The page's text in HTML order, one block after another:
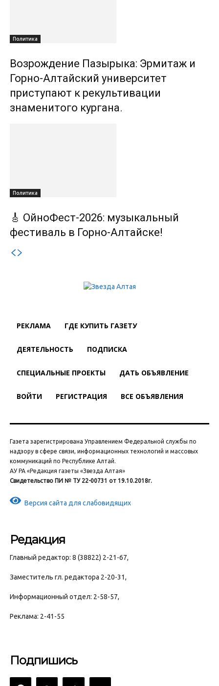
Политика
Возрождение Пазырыка: Эрмитаж и
Горно-Алтайский университет
приступают к рекультивации
знаменитого кургана.
Политика
🎸 ОйноФест-2026: музыкальный
фестиваль в Горно-Алтайске!
РЕКЛАМА ГДЕ КУПИТЬ ГАЗЕТУ
ДЕЯТЕЛЬНОСТЬ ПОДПИСКА
СПЕЦИАЛЬНЫЕ ПРОЕКТЫ ДАТЬ ОБЪЯВЛЕНИЕ
ВОЙТИ РЕГИСТРАЦИЯ ВСЕ ОБЪЯВЛЕНИЯ
Газета зарегистрирована Управлением Федеральной службы по
надзору в сфере связи, информационных технологий и массовых
коммуникаций по Республике Алтай.
АУ РА «Редакция газеты «Звезда Алтая»
Свидетельство ПИ № ТУ 22-00731 от 19.10.2018г.
Версия сайта для слабовидящих
Редакция
Главный редактор: 8 (38822) 2-21-67,
Заместитель гл. редактора 2-20-31,
Информационный отдел: 2-58-57,
Реклама: 2-41-55
Подпишись